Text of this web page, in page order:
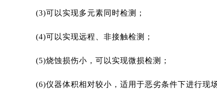
(3)可以实现多元素同时检测；
(4)可以实现远程、非接触检测；
(5)烧蚀损伤小，可以实现微损检测；
(6)仪器体积相对较小，适用于恶劣条件下进行现